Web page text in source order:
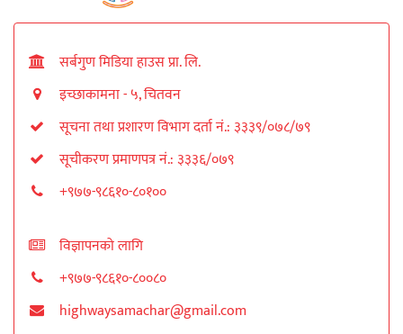
सर्बगुण मिडिया हाउस प्रा. लि.
इच्छाकामना - ५, चितवन
सूचना तथा प्रशारण विभाग दर्ता नं.: ३३३९/०७८/७९
सूचीकरण प्रमाणपत्र नं.: ३३३६/०७९
+९७७-९८६१०-८०१००
विज्ञापनको लागि
+९७७-९८६१०-८००८०
highwaysamachar@gmail.com